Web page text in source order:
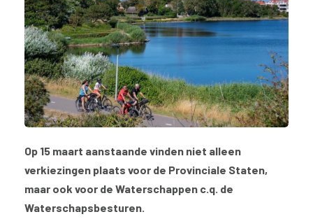
Op 15 maart aanstaande vinden niet alleen
verkiezingen plaats voor de Provinciale Staten,
maar ook voor de Waterschappen c.q. de
Waterschapsbesturen.